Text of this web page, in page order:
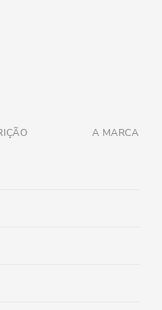
A MARCA